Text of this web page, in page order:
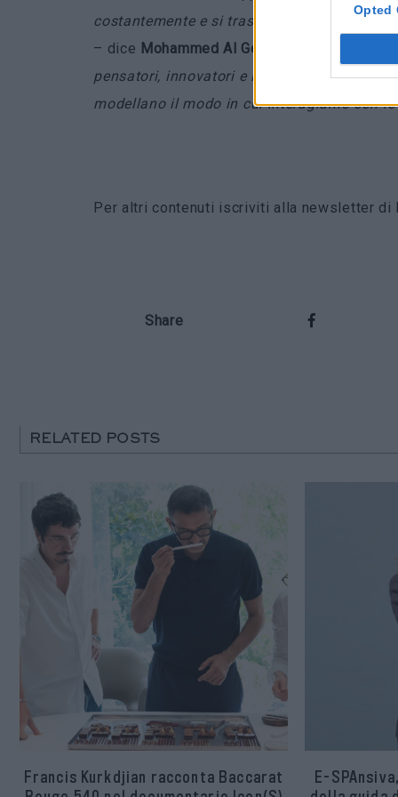
Opted
costantemente e si trasforma, man mano
– dice Mohammed Al Gergaw i, presidente
pensatori, innovatori e il pubblico in un
modellano il modo in cui interagiamo con
Per altri contenuti iscriviti alla newsletter di
Share
RELATED POSTS
Francis Kurkdjian racconta Baccarat
E-